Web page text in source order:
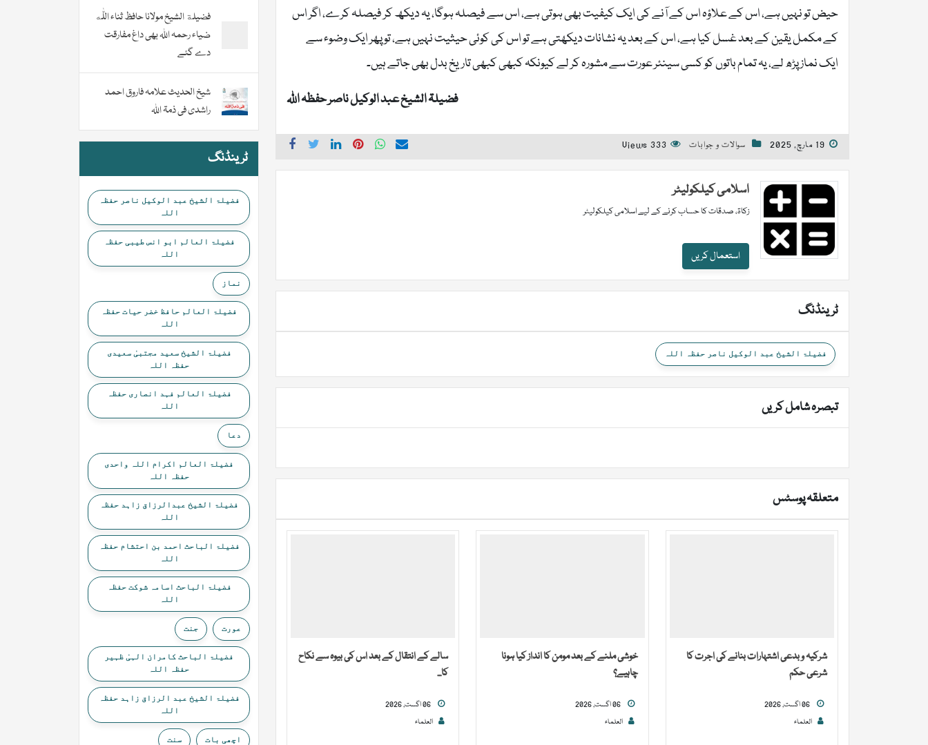
حیض تو نہیں ہے، اس کے علاؤہ اس کے آنے کی ایک کیفیت بھی ہوتی ہے، اس سے فیصلہ ہوگا، یہ دیکھ کر فیصلہ کرے، اگر اس
کے مکمل یقین کے بعد غسل کیا ہے، اس کے بعد یہ نشانات دیکھتی ہے تو اس کی کوئی حیثیت نہیں ہے، تو پھر ایک وضوء سے
ایک نماز پڑھ لے، یہ تمام باتوں کو کسی سینئر عورت سے مشورہ کر لے کیونکہ کبھی کبھی تاریخ بدل بھی جاتے ہیں۔
فضیلۃ الشیخ عبد الوکیل ناصر حفظہ اللہ
19 مارچ, 2025 سوالات و جوابات 333 Views
اسلامی کیلکولیٹر
زکاۃ، صدقات کا حساب کرنے کے لیے اسلامی کیلکولیٹر
استعمال کریں
ٹرینڈنگ
فضیلۃ الشیخ عبد الوکیل ناصر حفظہ اللہ
تبصرہ شامل کریں
متعلقہ پوسٹس
شرکیہ و بدعی اشتہارات بنانے کی اجرت کا
شرعی حکم
العلماء
خوشی ملنے کے بعد مومن کا انداز کیا ہونا
چاہیے؟
06 اگست, 2026
العلماء
سالے کے انتقال کے بعد اس کی بیوہ سے نکاح
کا...
العلماء
فضیلة الشيخ مولانا حافظ ثناء اللّٰه
ضیاء رحمہ اللہ بھی داغ مفارقت
دے گئے
شیخ الحدیث علامہ فاروق احمد
راشدی فی ذمۃ اللہ
ٹرینڈنگ
فضیلۃ الشیخ عبد الوکیل ناصر حفظہ
اللہ
فضیلۃ العالم ابو انس طیبی حفظہ
اللہ
نماز
فضیلۃ العالم حافظ خضر حیات حفظہ
اللہ
فضیلۃ الشیخ سعید مجتبیٰ سعیدی
حفظہ اللہ
فضیلۃ العالم فہد انصاری حفظہ
اللہ
دعا
فضیلۃ العالم اکرام اللہ واحدی
حفظہ اللہ
فضیلۃ الشیخ عبدالرزاق زاہد حفظہ
اللہ
فضیلۃ الباحث احمد بن احتشام حفظہ
اللہ
فضیلۃ الباحث اسامہ شوکت حفظہ
اللہ
عورت جنت
فضیلۃ الباحث کامران الہیٰ ظہیر
حفظہ اللہ
فضیلۃ الشیخ عبد الرزاق زاہد حفظہ
اللہ
اچھی بات سنت